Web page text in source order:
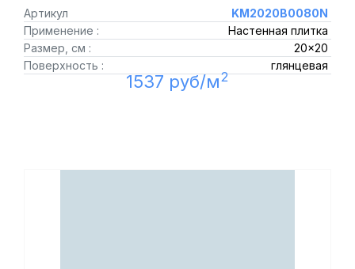
Артикул
KM2020B0080N
Применение :
Настенная плитка
Размер, см :
20x20
Поверхность :
глянцевая
1537 руб/м2